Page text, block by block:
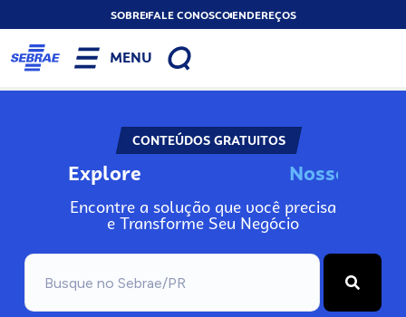
SOBREFALE CONOSCOENDEREÇOS
MENU
CONTEÚDOS GRATUITOS
Explore Nosso
Encontre a solução que você precisa
e Transforme Seu Negócio